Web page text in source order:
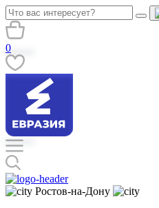
0
Ростов-на-Дону